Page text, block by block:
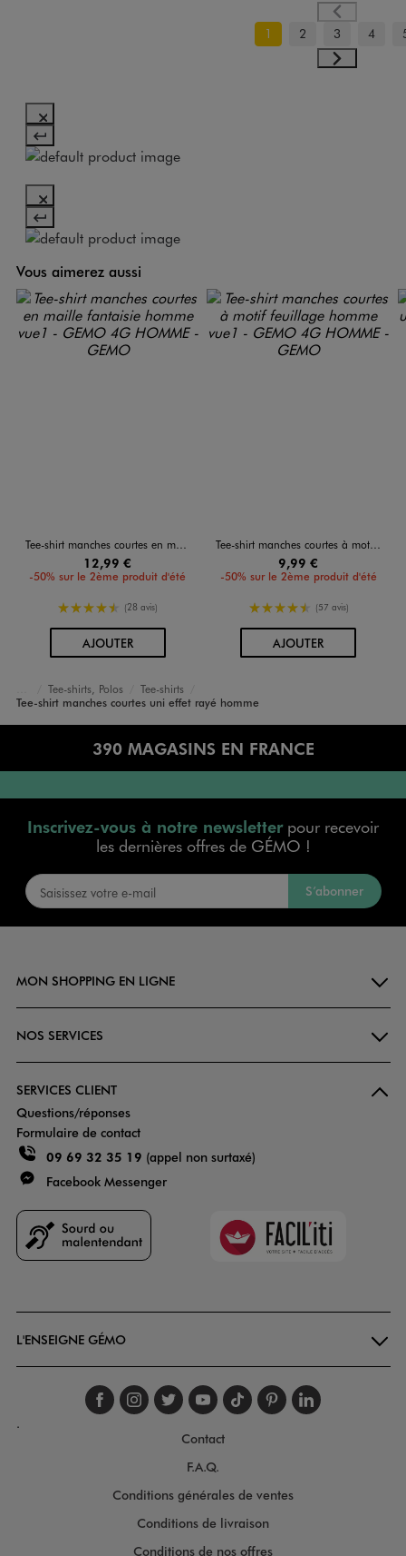
1 2 3 4
Vous aimerez aussi
Tee-shirt manches courtes en maille fantaisie homme
12,99 €
-50% sur le 2ème produit d'été
4.5/5 de moyenne
(28 avis)
AJOUTERAU PANIER
Tee-shirt manches courtes à motif feuillage homme
9,99 €
-50% sur le 2ème produit d'été
4.5/5 de moyenne
(57 avis)
AJOUTERAU PANIER
Accueil
Homme
Vêtements
Tee-shirts, Polos
Tee-shirts
Tee-shirt manches courtes uni effet rayé homme
390 MAGASINS EN FRANCE
Inscrivez-vous à notre newsletterpour recevoir
les dernières offres de GÉMO !
S’abonner
MON SHOPPING EN LIGNE
NOS SERVICES
SERVICES CLIENT
Questions/réponses
Formulaire de contact
09 69 32 35 19 (appel non surtaxé)
Facebook Messenger
Faciliti
L'ENSEIGNE GÉMO
Suivez-nous sur
Suivez-nous sur
Suivez-nous sur
Suivez-nous
Suivez-nous
Suivez-
.
Contact
F.A.Q.
Conditions générales de ventes
Conditions de livraison
Conditions de nos offres